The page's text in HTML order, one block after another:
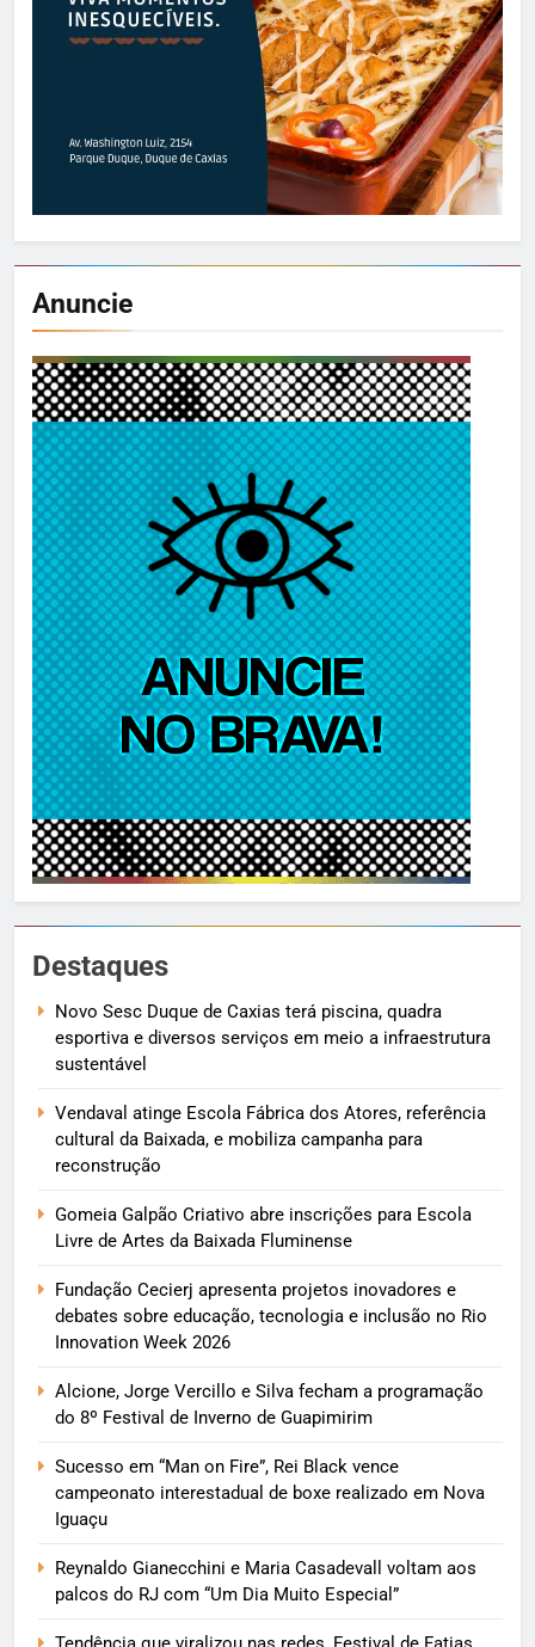
Anuncie
Destaques
Novo Sesc Duque de Caxias terá piscina, quadra
esportiva e diversos serviços em meio a infraestrutura
sustentável
Vendaval atinge Escola Fábrica dos Atores, referência
cultural da Baixada, e mobiliza campanha para
reconstrução
Gomeia Galpão Criativo abre inscrições para Escola
Livre de Artes da Baixada Fluminense
Fundação Cecierj apresenta projetos inovadores e
debates sobre educação, tecnologia e inclusão no Rio
Innovation Week 2026
Alcione, Jorge Vercillo e Silva fecham a programação
do 8º Festival de Inverno de Guapimirim
Sucesso em “Man on Fire”, Rei Black vence
campeonato interestadual de boxe realizado em Nova
Iguaçu
Reynaldo Gianecchini e Maria Casadevall voltam aos
palcos do RJ com “Um Dia Muito Especial”